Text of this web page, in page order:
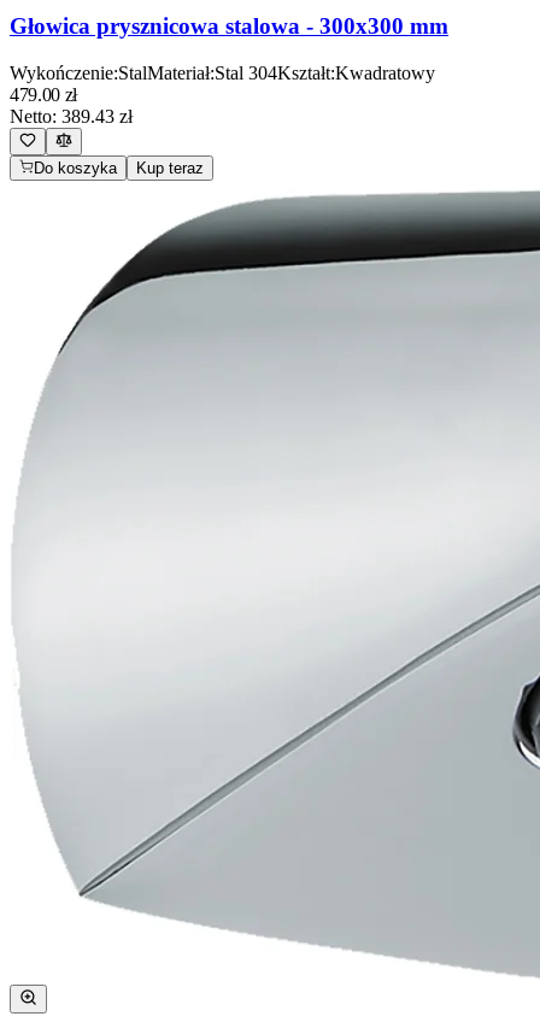
Głowica prysznicowa stalowa - 300x300 mm
Wykończenie:StalMateriał:Stal 304Kształt:Kwadratowy
479.00 zł
Netto: 389.43 zł
Do koszyka Kup teraz